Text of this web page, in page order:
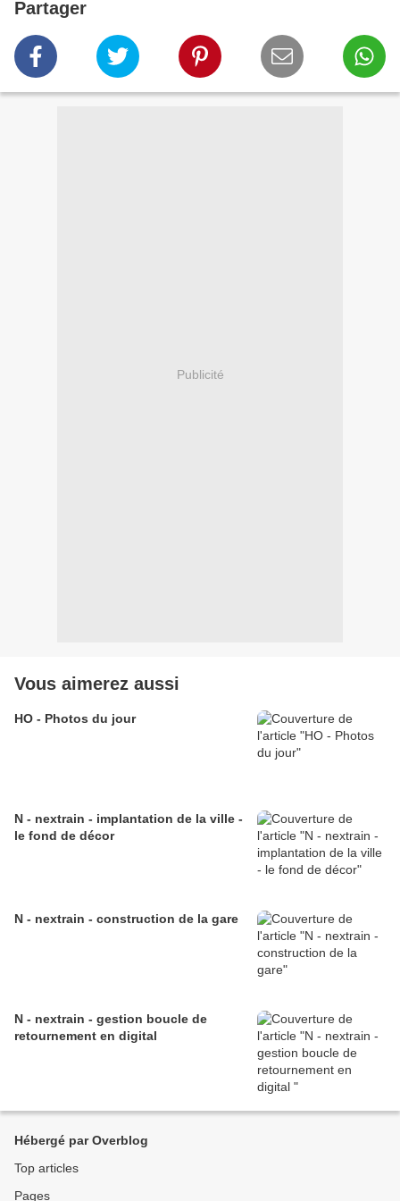
Partager
Publicité
Vous aimerez aussi
HO - Photos du jour
N - nextrain - implantation de la ville -
le fond de décor
N - nextrain - construction de la gare
N - nextrain - gestion boucle de
retournement en digital
Hébergé par Overblog
Top articles
Pages